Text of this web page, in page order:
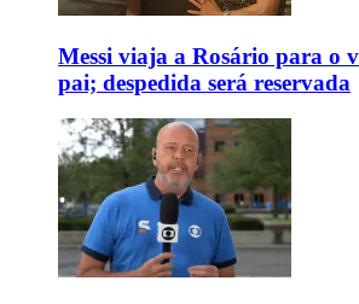
Messi viaja a Rosário para o
pai; despedida será reservada